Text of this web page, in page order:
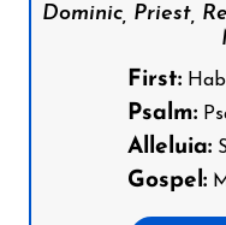
Dominic, Priest,
First:
Psalm:
Alleluia:
Gospel: